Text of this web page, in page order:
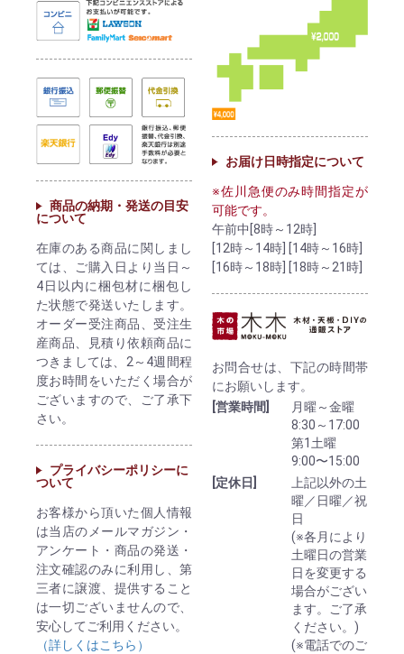
商品の納期・発送の目安
について
在庫のある商品に関しまし
ては、ご購入日より当日～
4日以内に梱包材に梱包し
た状態で発送いたします。
オーダー受注商品、受注生
産商品、見積り依頼商品に
つきましては、2～4週間程
度お時間をいただく場合が
ございますので、ご了承下
さい。
プライバシーポリシーに
ついて
お客様から頂いた個人情報
は当店のメールマガジン・
アンケート・商品の発送・
注文確認のみに利用し、第
三者に譲渡、提供すること
は一切ございませんので、
安心してご利用ください。
（詳しくはこちら）
お届け日時指定について
※佐川急便のみ時間指定が
可能です。
午前中[8時～12時]
[12時～14時] [14時～16時]
[16時～18時] [18時～21時]
お問合せは、下記の時間帯
にお願いします。
[営業時間]
月曜～金曜
8:30～17:00
第1土曜
9:00〜15:00
[定休日]
上記以外の土
曜／日曜／祝
日
(※各月により
土曜日の営業
日を変更する
場合がござい
ます。ご了承
ください。)
(※電話でのご